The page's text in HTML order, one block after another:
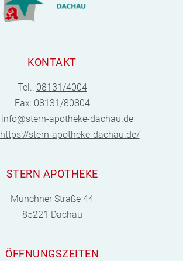
KONTAKT
Tel.: 08131/4004
Fax: 08131/80804
info@stern-apotheke-dachau.de
https://stern-apotheke-dachau.de/
STERN APOTHEKE
Münchner Straße 44
85221 Dachau
ÖFFNUNGSZEITEN